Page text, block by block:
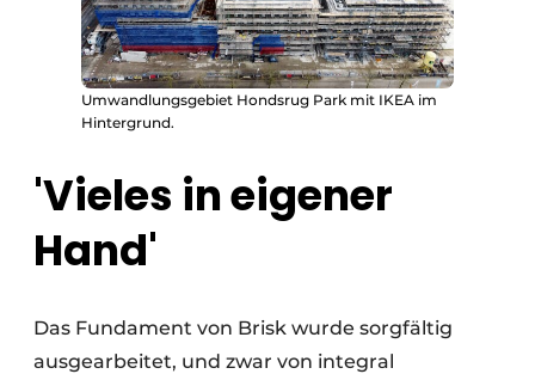
Umwandlungsgebiet Hondsrug Park mit IKEA im
Hintergrund.
'Vieles in eigener
Hand'
Das Fundament von Brisk wurde sorgfältig
ausgearbeitet, und zwar von integral